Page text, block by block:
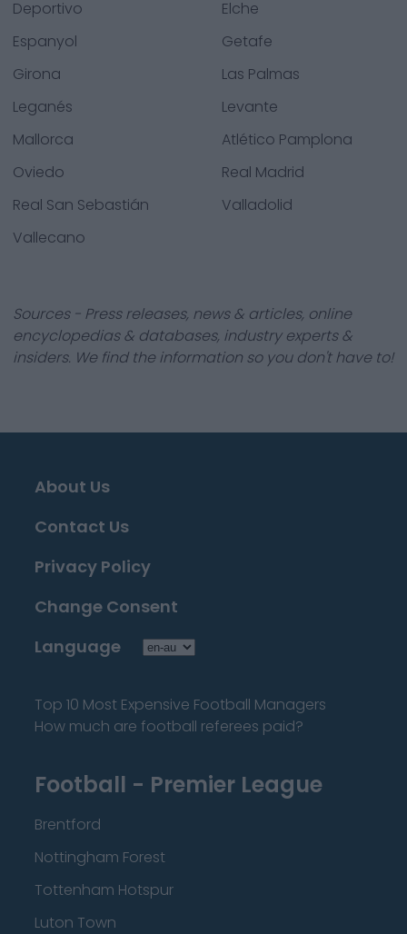
Deportivo
Elche
Espanyol
Getafe
Girona
Las Palmas
Leganés
Levante
Mallorca
Atlético Pamplona
Oviedo
Real Madrid
Real San Sebastián
Valladolid
Vallecano
Sources - Press releases, news & articles, online
encyclopedias & databases, industry experts &
insiders. We find the information so you don't have to!
About Us
Contact Us
Privacy Policy
Change Consent
Language
Top 10 Most Expensive Football Managers
How much are football referees paid?
Football - Premier League
Brentford
Nottingham Forest
Tottenham Hotspur
Luton Town